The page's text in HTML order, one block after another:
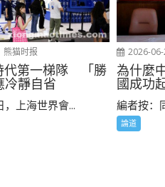
熊猫时报
代第一梯隊 「勝
冷靜自省
上海世界會...
2026-06-
為什麼
國成功
編者按：
論道